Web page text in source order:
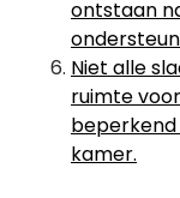
ontstaan
Niet alle
ruimte
beperkend
kamer.